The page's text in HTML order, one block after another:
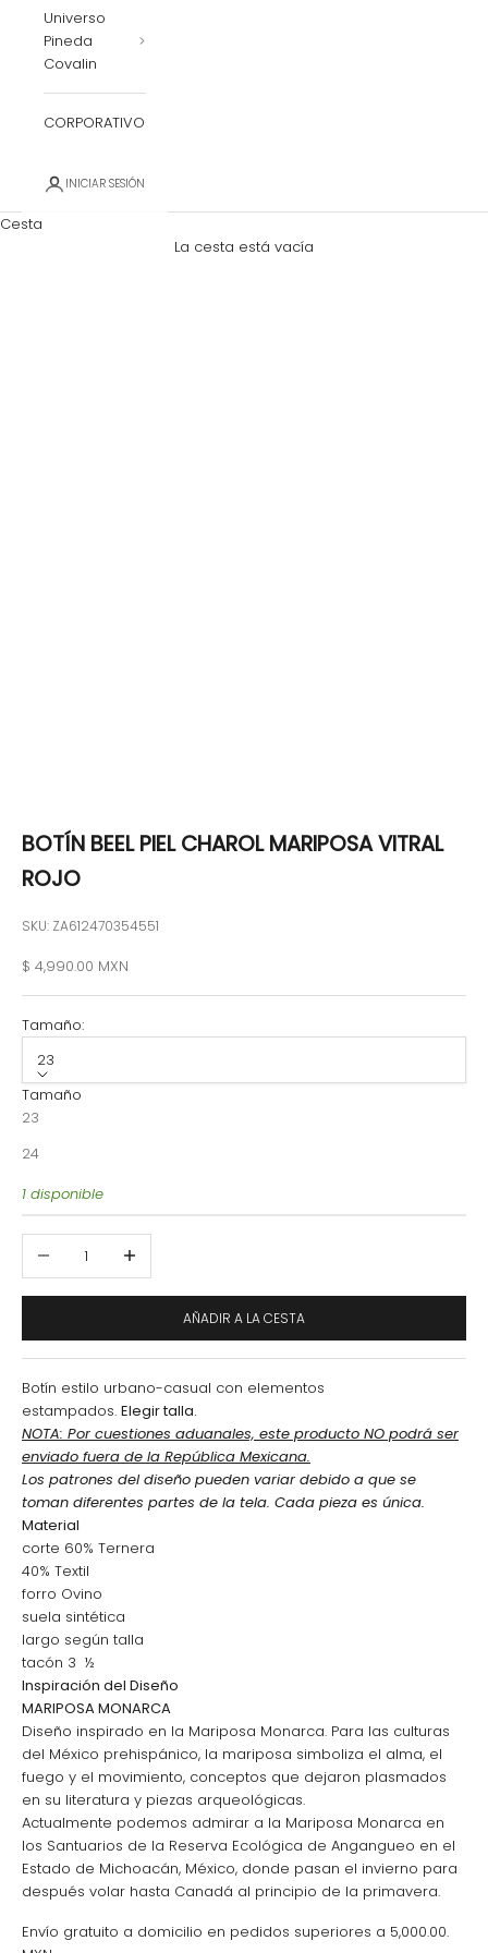
Universo
Pineda
Covalin
CORPORATIVO
INICIAR SESIÓN
Cesta
La cesta está vacía
BOTÍN BEEL PIEL CHAROL MARIPOSA VITRAL
ROJO
SKU: ZA612470354551
Precio de oferta
$ 4,990.00 MXN
Tamaño:
23
Tamaño
23
24
1 disponible
Reducir cantidadAumentar cantidad
AÑADIR A LA CESTA
Botín estilo urbano-casual con elementos
estampados. Elegir talla.
NOTA: Por cuestiones aduanales, este producto NO podrá ser
enviado fuera de la República Mexicana.
Los patrones del diseño pueden variar debido a que se
toman diferentes partes de la tela. Cada pieza es única.
Material
corte 60% Ternera
40% Textil
forro Ovino
suela sintética
largo según talla
tacón 3 ½
Inspiración del Diseño
MARIPOSA MONARCA
Diseño inspirado en la Mariposa Monarca. Para las culturas
del México prehispánico, la mariposa simboliza el alma, el
fuego y el movimiento, conceptos que dejaron plasmados
en su literatura y piezas arqueológicas.
Actualmente podemos admirar a la Mariposa Monarca en
los Santuarios de la Reserva Ecológica de Angangueo en el
Estado de Michoacán, México, donde pasan el invierno para
después volar hasta Canadá al principio de la primavera.
Envío gratuito a domicilio en pedidos superiores a 5,000.00.